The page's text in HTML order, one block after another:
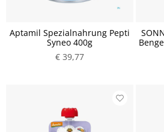
Aptamil Spezialnahrung Pepti
Syneo 400g
€ 39,77